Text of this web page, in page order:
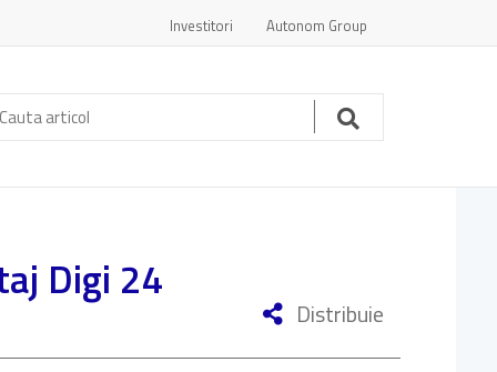
Investitori Autonom Group
Cauta
Digi 24
Distribuie